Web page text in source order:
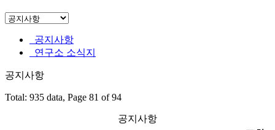
공지사항
연구소 소식지
공지사항
Total: 935 data, Page 81 of 94
공지사항